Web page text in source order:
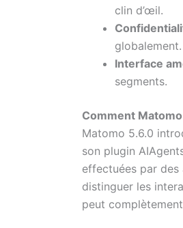
clin d’œil.
globalement.
Interface
segments.
Comment
Matomo 5.6.0
son plugin
effectuées par des
distinguer les
peut